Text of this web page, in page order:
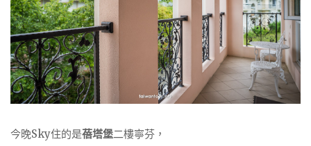
今晚Sky住的是蓓塔堡二樓寧芬，